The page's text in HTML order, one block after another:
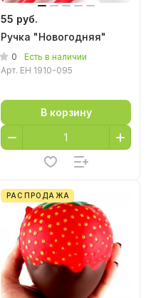
55 руб.
Ручка "Новогодняя"
0
Есть в наличии
Арт. EH 1910-095
В корзину
РАСПРОДАЖА